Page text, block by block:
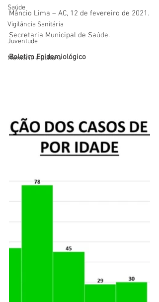
Saúde
Vigilãncia Sanitária
Juventude
Memória e Cultura
Mâncio Lima – AC, 12 de fevereiro de 2021.
Secretaria Municipal de Saúde.
Boletim Epidemiológico